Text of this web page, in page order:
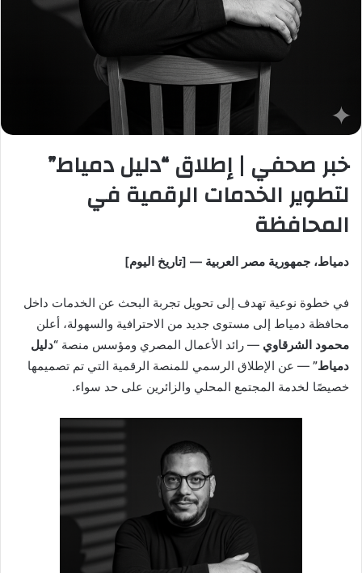
و
ن
خبر صحفي | إطلاق “دليل دمياط”
لتطوير الخدمات الرقمية في
المحافظة
دمياط، جمهورية مصر العربية — [تاريخ اليوم]
في خطوة نوعية تهدف إلى تحويل تجربة البحث عن الخدمات داخل
محافظة دمياط إلى مستوى جديد من الاحترافية والسهولة، أعلن
محمود الشرقاوي — رائد الأعمال المصري ومؤسس منصة “دليل
دمياط” — عن الإطلاق الرسمي للمنصة الرقمية التي تم تصميمها
خصيصًا لخدمة المجتمع المحلي والزائرين على حد سواء.